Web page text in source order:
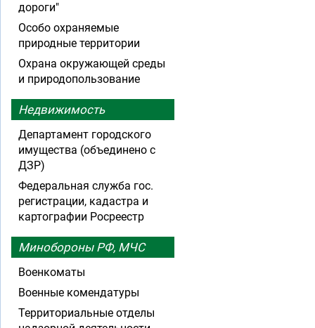
дороги"
Особо охраняемые
природные территории
Охрана окружающей среды
и природопользование
Недвижимость
Департамент городского
имущества (объединено с
ДЗР)
Федеральная служба гос.
регистрации, кадастра и
картографии Росреестр
Минобороны РФ, МЧС
Военкоматы
Военные комендатуры
Территориальные отделы